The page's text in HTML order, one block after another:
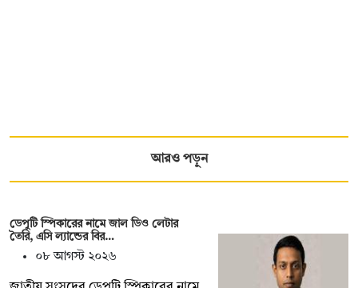
আরও পড়ুন
ডেপুটি স্পিকারের নামে জাল ডিও লেটার
তৈরি, এসি ল্যান্ডের বির…
০৮ আগস্ট ২০২৬